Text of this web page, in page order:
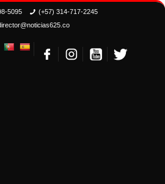
5095
(+57) 314-717-2245